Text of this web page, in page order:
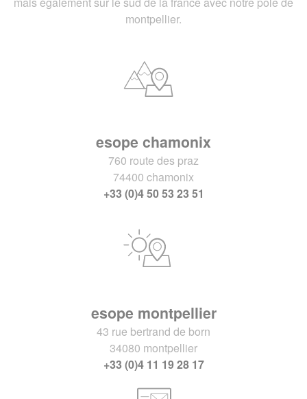
montpellier.
esope chamonix
760 route des praz
74400 chamonix
+33 (0)4 50 53 23 51
esope montpellier
43 rue bertrand de born
34080 montpellier
+33 (0)4 11 19 28 17